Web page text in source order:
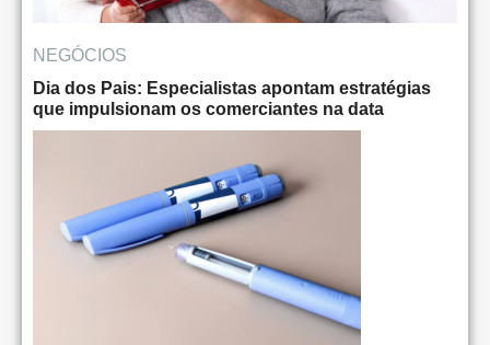
NEGÓCIOS
Dia dos Pais: Especialistas apontam estratégias
que impulsionam os comerciantes na data